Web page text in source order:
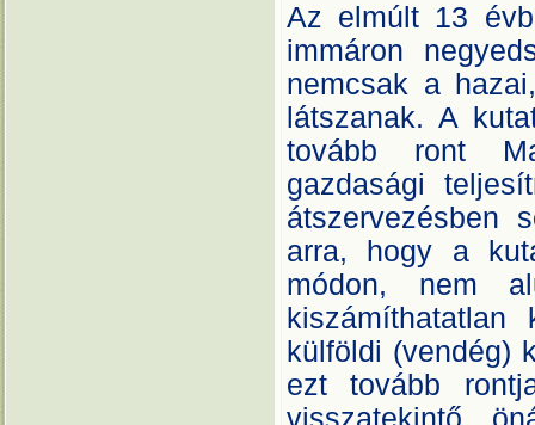
Az elmúlt 13
immáron
nemcsak a
látszanak. A
tovább ront
gazdasági
átszervezésben
arra, hogy a
módon, nem
külföldi (vendég)
ezt tovább
visszatekintő